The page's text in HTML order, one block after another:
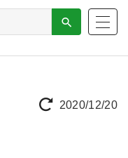
2020/12/20